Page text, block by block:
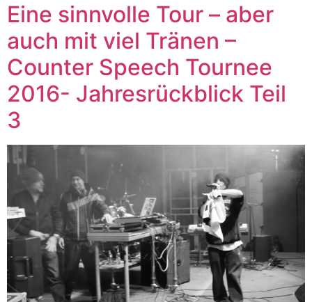
Eine sinnvolle Tour – aber
auch mit viel Tränen –
Counter Speech Tournee
2016- Jahresrückblick Teil
3